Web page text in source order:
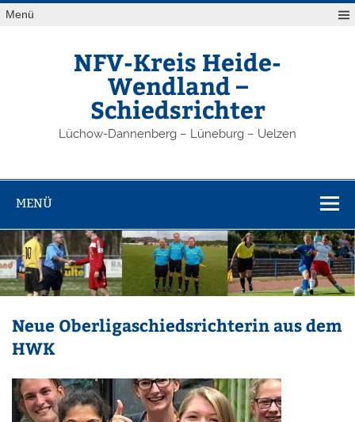
Zum
Inhalt
Menü
NFV-Kreis Heide-
Wendland –
Schiedsrichter
Lüchow-Dannenberg – Lüneburg – Uelzen
MENÜ
Neue Oberligaschiedsrichterin aus dem
HWK